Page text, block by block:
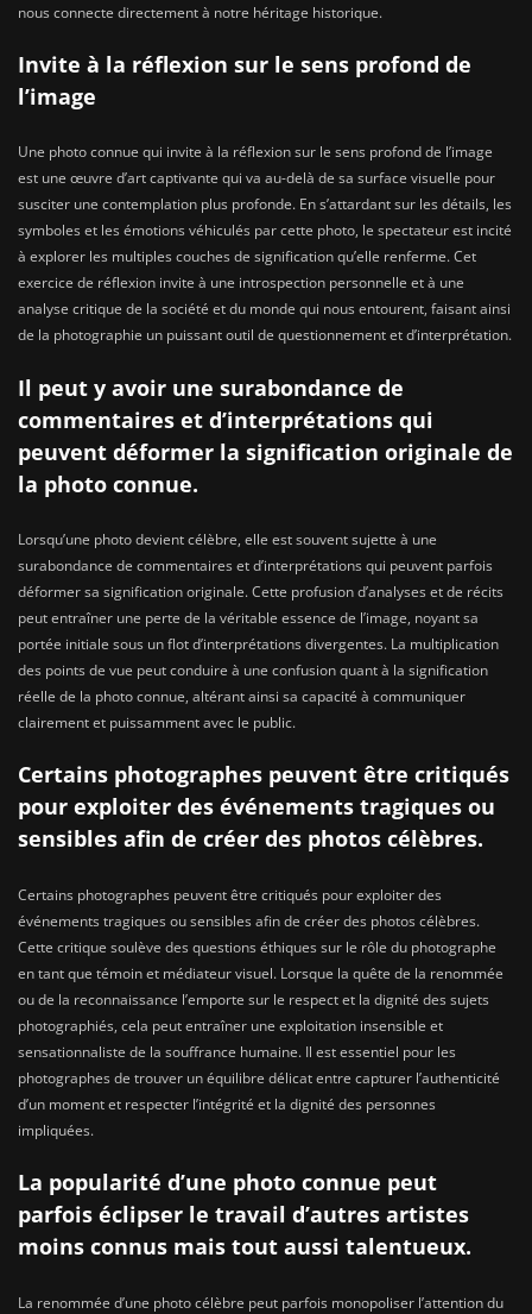
nous connecte directement à notre héritage historique.
Invite à la réflexion sur le sens profond de
l’image
Une photo connue qui invite à la réflexion sur le sens profond de l’image
est une œuvre d’art captivante qui va au-delà de sa surface visuelle pour
susciter une contemplation plus profonde. En s’attardant sur les détails, les
symboles et les émotions véhiculés par cette photo, le spectateur est incité
à explorer les multiples couches de signification qu’elle renferme. Cet
exercice de réflexion invite à une introspection personnelle et à une
analyse critique de la société et du monde qui nous entourent, faisant ainsi
de la photographie un puissant outil de questionnement et d’interprétation.
Il peut y avoir une surabondance de
commentaires et d’interprétations qui
peuvent déformer la signification originale de
la photo connue.
Lorsqu’une photo devient célèbre, elle est souvent sujette à une
surabondance de commentaires et d’interprétations qui peuvent parfois
déformer sa signification originale. Cette profusion d’analyses et de récits
peut entraîner une perte de la véritable essence de l’image, noyant sa
portée initiale sous un flot d’interprétations divergentes. La multiplication
des points de vue peut conduire à une confusion quant à la signification
réelle de la photo connue, altérant ainsi sa capacité à communiquer
clairement et puissamment avec le public.
Certains photographes peuvent être critiqués
pour exploiter des événements tragiques ou
sensibles afin de créer des photos célèbres.
Certains photographes peuvent être critiqués pour exploiter des
événements tragiques ou sensibles afin de créer des photos célèbres.
Cette critique soulève des questions éthiques sur le rôle du photographe
en tant que témoin et médiateur visuel. Lorsque la quête de la renommée
ou de la reconnaissance l’emporte sur le respect et la dignité des sujets
photographiés, cela peut entraîner une exploitation insensible et
sensationnaliste de la souffrance humaine. Il est essentiel pour les
photographes de trouver un équilibre délicat entre capturer l’authenticité
d’un moment et respecter l’intégrité et la dignité des personnes
impliquées.
La popularité d’une photo connue peut
parfois éclipser le travail d’autres artistes
moins connus mais tout aussi talentueux.
La renommée d’une photo célèbre peut parfois monopoliser l’attention du